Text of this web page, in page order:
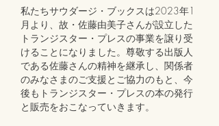
私たちサウダージ・ブックスは2023年1
月より、故・佐藤由美子さんが設立した
トランジスター・プレスの事業を譲り受
けることになりました。尊敬する出版人
である佐藤さんの精神を継承し、関係者
のみなさまのご支援とご協力のもと、今
後もトランジスター・プレスの本の発行
と販売をおこなっていきます。